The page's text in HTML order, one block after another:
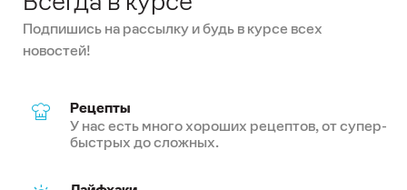
Подпишись на рассылку и будь в курсе всех
новостей!
Рецепты
У нас есть много хороших рецептов, от супер-
быстрых до сложных.